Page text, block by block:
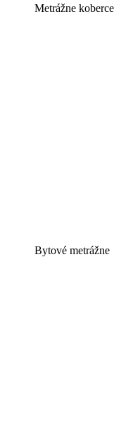
Metrážne koberce
Bytové metrážne